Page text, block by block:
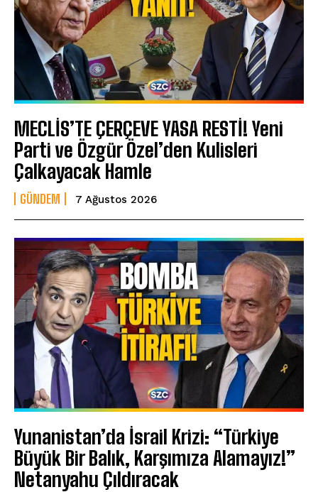
MECLİS’TE ÇERÇEVE YASA RESTİ! Yeni
Parti ve Özgür Özel’den Kulisleri
Çalkayacak Hamle
GÜNDEM 7 Ağustos 2026
Yunanistan’da İsrail Krizi: “Türkiye
Büyük Bir Balık, Karşımıza Alamayız!”
Netanyahu Çıldıracak